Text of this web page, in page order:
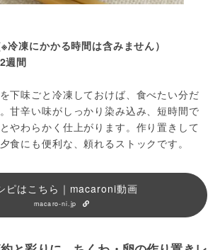
冷凍にかかる時間は含みません）
週間
下味ごと冷凍しておけば、食べたい分だ
甘辛い味がしっかり染み込み、短時間で
やわらかく仕上がります。作り置きして
食にも便利な、頼れるストックです。
ピはこちら｜macaroni動画
macaro-ni.jp